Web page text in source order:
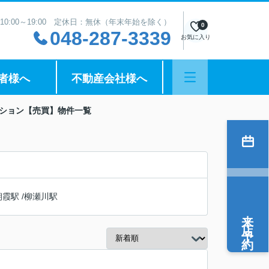
～19:00 定休日：無休（年末年始を除く）
048-287-3339 お気に入り
0
様へ 不動産会社様へ
ョン【売買】物件一覧
霞駅 /柳瀬川駅
来店予約